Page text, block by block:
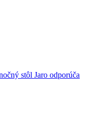
stôl Jaro odporúča